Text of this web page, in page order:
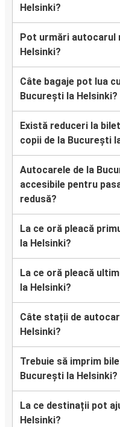
Helsinki?
Pot urmări autocarul
Helsinki?
Câte bagaje pot lua
București la Helsinki?
Există reduceri la
copii de la București
Autocarele de la
accesibile pentru
redusă?
La ce oră pleacă
la Helsinki?
La ce oră pleacă
la Helsinki?
Câte stații de
Helsinki?
Trebuie să imprim
București la Helsinki?
La ce destinații pot
Helsinki?